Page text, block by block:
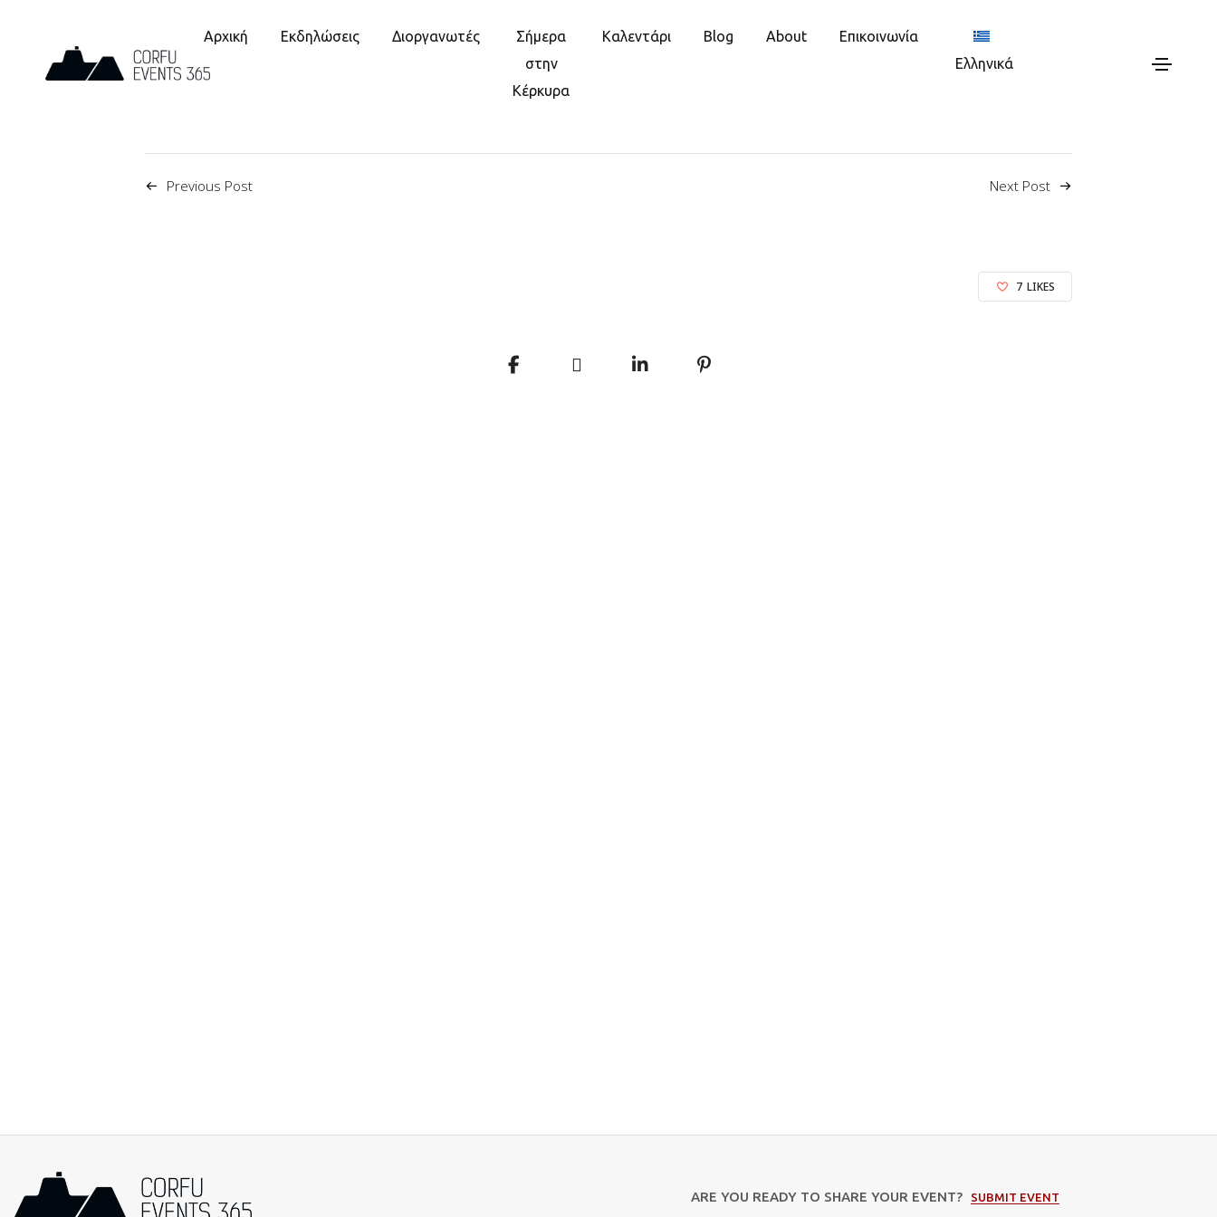
Αρχική Εκδηλώσεις Διοργανωτές
Σήμερα
στην
Κέρκυρα
Καλεντάρι Blog About
Επικοινωνία
Ελληνικά
Previous Post Next Post
7 LIKES
ARE YOU READY TO SHARE YOUR EVENT? SUBMIT EVENT